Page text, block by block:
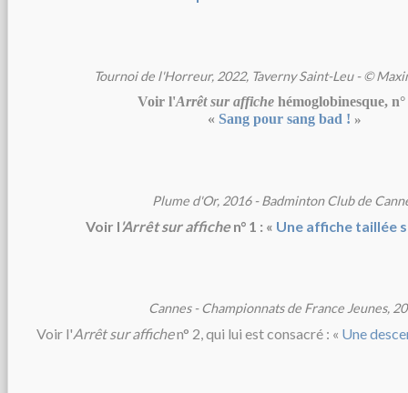
Tournoi de l'Horreur, 2022, Taverny Saint-Leu - ©
Voir l'Arrêt sur affiche hémoglobinesque,
« Sang pour sang bad ! »
Plume d'Or, 2016 - Badminton Club de
Voir l 'Arrêt sur affichen° 1 : « Une affiche taillée
Cannes - Championnats de France Jeunes,
Voir l'Arrêt sur affichen° 2, qui lui est consacré : « Une